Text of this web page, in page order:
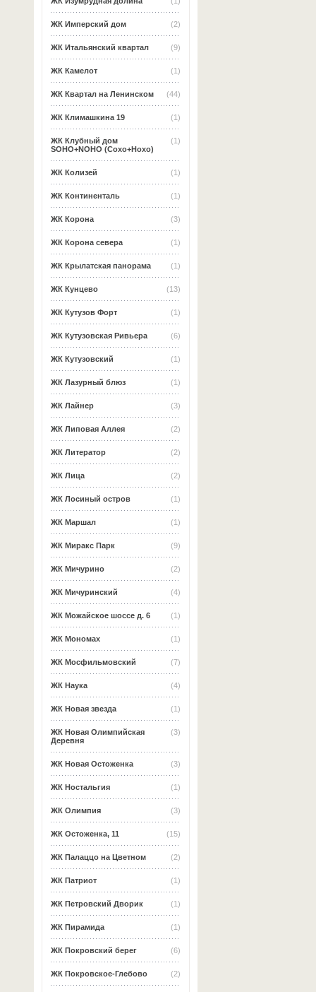
(2)
ЖК Имперский дом
(9)
ЖК Итальянский квартал
(1)
ЖК Камелот
(44)
ЖК Квартал на Ленинском
(1)
ЖК Климашкина 19
(1)
ЖК Клубный дом
SOHO+NOHO (Сохо+Нохо)
(1)
ЖК Колизей
(1)
ЖК Континенталь
(3)
ЖК Корона
(1)
ЖК Корона севера
(1)
ЖК Крылатская панорама
(13)
ЖК Кунцево
(1)
ЖК Кутузов Форт
(6)
ЖК Кутузовская Ривьера
(1)
ЖК Кутузовский
(1)
ЖК Лазурный блюз
(3)
ЖК Лайнер
(2)
ЖК Липовая Аллея
(2)
ЖК Литератор
(2)
ЖК Лица
(1)
ЖК Лосиный остров
(1)
ЖК Маршал
(9)
ЖК Миракс Парк
(2)
ЖК Мичурино
(4)
ЖК Мичуринский
(1)
ЖК Можайское шоссе д. 6
(1)
ЖК Мономах
(7)
ЖК Мосфильмовский
(4)
ЖК Наука
(1)
ЖК Новая звезда
(3)
ЖК Новая Олимпийская
Деревня
(3)
ЖК Новая Остоженка
(1)
ЖК Ностальгия
(3)
ЖК Олимпия
(15)
ЖК Остоженка, 11
(2)
ЖК Палаццо на Цветном
(1)
ЖК Патриот
(1)
ЖК Петровский Дворик
(1)
ЖК Пирамида
(6)
ЖК Покровский берег
(2)
ЖК Покровское-Глебово